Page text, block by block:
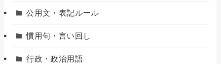
公用文・表記ルール
慣用句・言い回し
行政・政治用語